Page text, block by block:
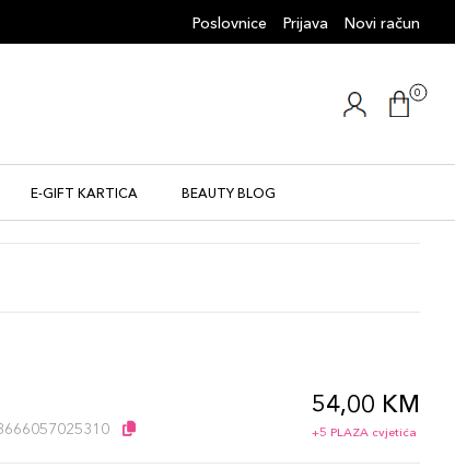
Poslovnice Prijava Novi račun
0
E-GIFT KARTICA BEAUTY BLOG
54,00 KM
+5 PLAZA cvjetića